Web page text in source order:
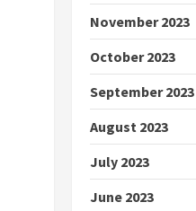
November 2023
October 2023
September 2023
August 2023
July 2023
June 2023